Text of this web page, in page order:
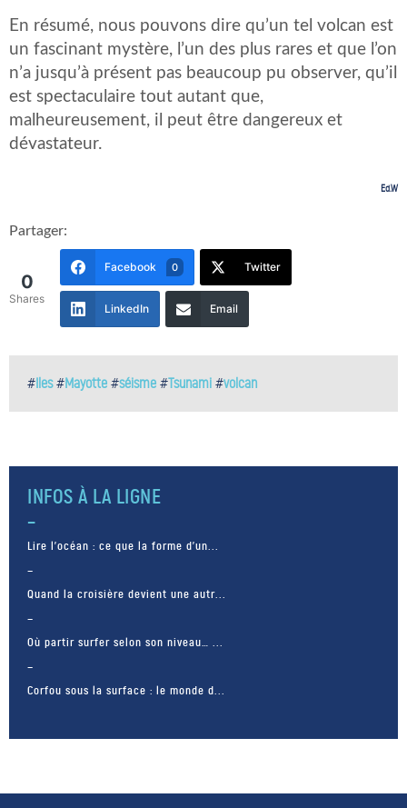
En résumé, nous pouvons dire qu’un tel volcan est
un fascinant mystère, l’un des plus rares et que l’on
n’a jusqu’à présent pas beaucoup pu observer, qu’il
est spectaculaire tout autant que,
malheureusement, il peut être dangereux et
dévastateur.
Ed.W
Partager:
0
Shares
Facebook 0 Twitter
LinkedIn Email
#Iles#Mayotte #séisme #Tsunami #volcan
INFOS À LA LIGNE
Lire l’océan : ce que la forme d’un...
Quand la croisière devient une autr...
Où partir surfer selon son niveau… ...
Corfou sous la surface : le monde d...